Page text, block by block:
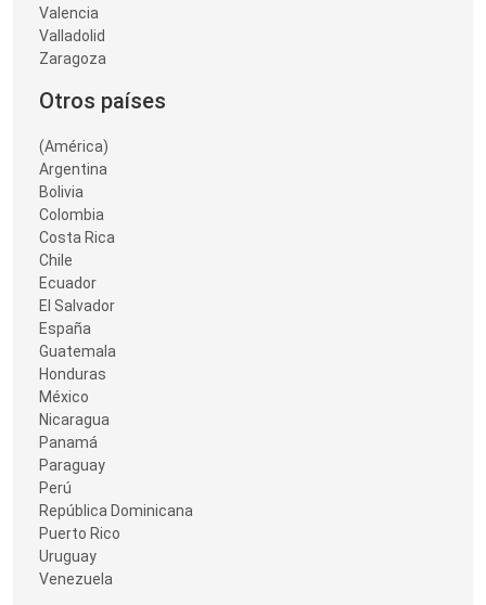
Valencia
Valladolid
Zaragoza
Otros países
(América)
Argentina
Bolivia
Colombia
Costa Rica
Chile
Ecuador
El Salvador
España
Guatemala
Honduras
México
Nicaragua
Panamá
Paraguay
Perú
República Dominicana
Puerto Rico
Uruguay
Venezuela